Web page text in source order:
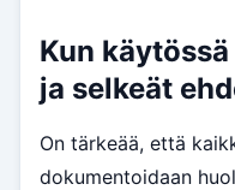
Kun
ja selkeät
On tärkeää, että
dokumentoidaan